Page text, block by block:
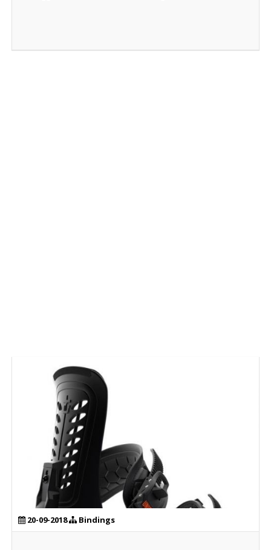
20-09-2018 Bindings